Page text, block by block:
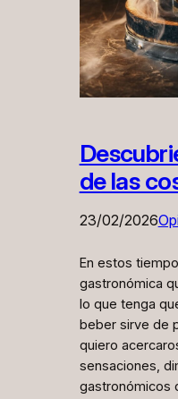
de las
23/02/2026
En estos
gastronómica
lo que tenga
beber sirve de
quiero
sensaciones,
gastronómicos